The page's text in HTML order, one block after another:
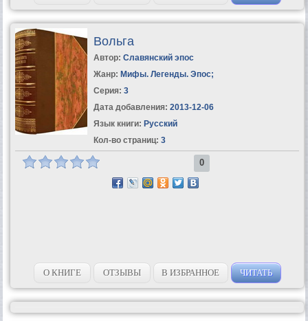
Вольга
Автор: Славянский эпос
Жанр: Мифы. Легенды. Эпос;
Серия: 3
Дата добавления: 2013-12-06
Язык книги: Русский
Кол-во страниц: 3
0
О КНИГЕ ОТЗЫВЫ В ИЗБРАННОЕ ЧИТАТЬ